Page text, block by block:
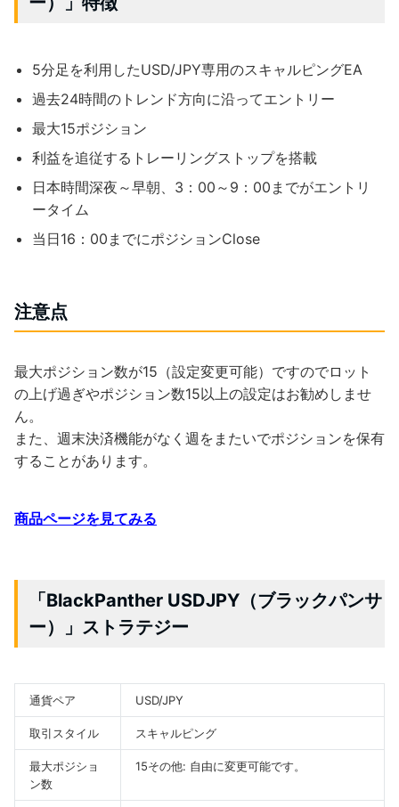
5分足を利用したUSD/JPY専用のスキャルピングEA
過去24時間のトレンド方向に沿ってエントリー
最大15ポジション
利益を追従するトレーリングストップを搭載
日本時間深夜～早朝、3：00～9：00までがエントリ
ータイム
当日16：00までにポジションClose
注意点
最大ポジション数が15（設定変更可能）ですのでロット
の上げ過ぎやポジション数15以上の設定はお勧めしませ
ん。
また、週末決済機能がなく週をまたいでポジションを保有
することがあります。
商品ページを見てみる
「BlackPanther USDJPY（ブラックパンサ
ー）」ストラテジー
通貨ペア USD/JPY
取引スタイル スキャルピング
最大ポジショ
ン数
15その他: 自由に変更可能です。